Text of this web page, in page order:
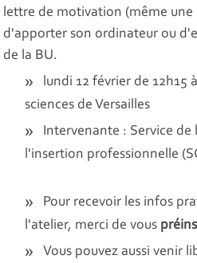
lettre de motivation (même une
d'apporter son ordinateur ou
de la BU.
lundi 12 février de 12h15
sciences de Versailles
Intervenante : Service
l'insertion professionnelle
Pour recevoir les infos
l'atelier, merci de vous
Vous pouvez aussi venir